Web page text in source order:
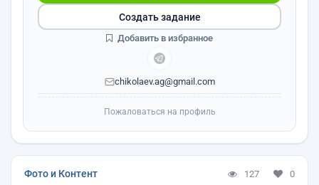
chikolaev.ag@gmail.com
Создать задание
Добавить в избранное
Пожаловаться на профиль
Фото и Контент 127 0